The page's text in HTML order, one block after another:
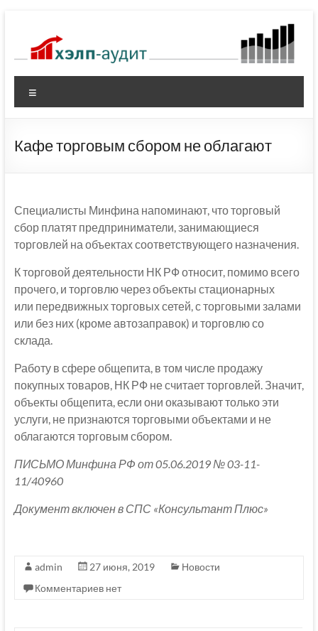
содержимому
Кафе торговым сбором не облагают
Специалисты Минфина напоминают, что торговый
сбор платят предприниматели, занимающиеся
торговлей на объектах соответствующего назначения.
К торговой деятельности НК РФ относит, помимо всего
прочего, и торговлю через объекты стационарных
или передвижных торговых сетей, с торговыми залами
или без них (кроме автозаправок) и торговлю со
склада.
Работу в сфере общепита, в том числе продажу
покупных товаров, НК РФ не считает торговлей. Значит,
объекты общепита, если они оказывают только эти
услуги, не признаются торговыми объектами и не
облагаются торговым сбором.
ПИСЬМО Минфина РФ от 05.06.2019 № 03-11-
11/40960
Документ включен в СПС «Консультант Плюс»
admin 27 июня, 2019
Новости
Комментариев нет